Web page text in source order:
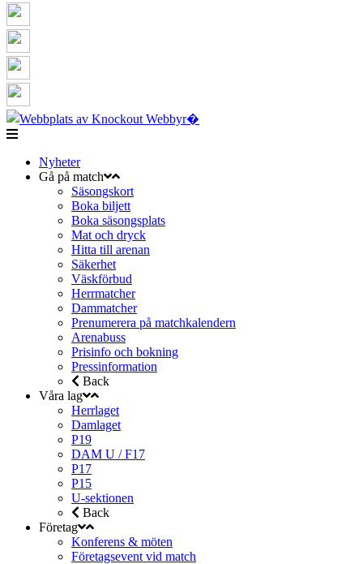
Nyheter
Gå på match
Säsongskort
Boka biljett
Boka säsongsplats
Mat och dryck
Hitta till arenan
Säkerhet
Väskförbud
Herrmatcher
Dammatcher
Prenumerera på matchkalendern
Arenabuss
Prisinfo och bokning
Pressinformation
Back
Våra lag
Herrlaget
Damlaget
P19
DAM U / F17
P17
P15
U-sektionen
Back
Företag
Konferens & möten
Företagsevent vid match